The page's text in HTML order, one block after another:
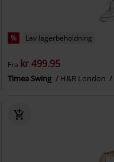
% Lav lagerbeholdning
Fra kr 499.95
Timea Swing H&R London